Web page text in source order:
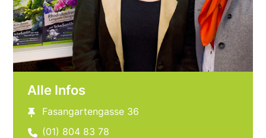
Alle Infos
Fasangartengasse 36
(01) 804 83 78